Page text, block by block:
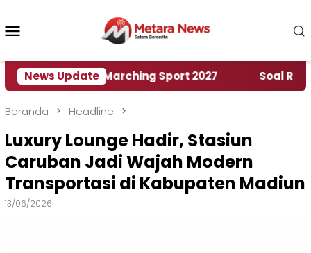
konten
News Update
World Marching Sport 2027 ‎Soal Rencana
Beranda Headline
Luxury Lounge Hadir, Stasiun
Caruban Jadi Wajah Modern
Transportasi di Kabupaten Madiun
13/06/2026